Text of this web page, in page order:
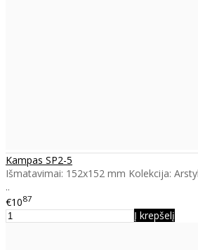
Kampas SP2-5
Išmatavimai: 152x152 mm Kolekcija:
..
€1087
Į krepšelį